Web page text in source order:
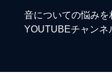
音についての悩みを
YOUTUBEチャンネ